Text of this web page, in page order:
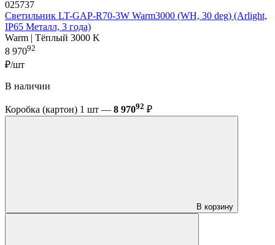
025737
Светильник LT-GAP-R70-3W Warm3000 (WH, 30 deg) (Arlight,
IP65 Металл, 3 года)
Warm | Тёплый 3000 K
8 97092
₽/шт
В наличии
Коробка (картон) 1 шт — 8 97092 ₽
В корзину